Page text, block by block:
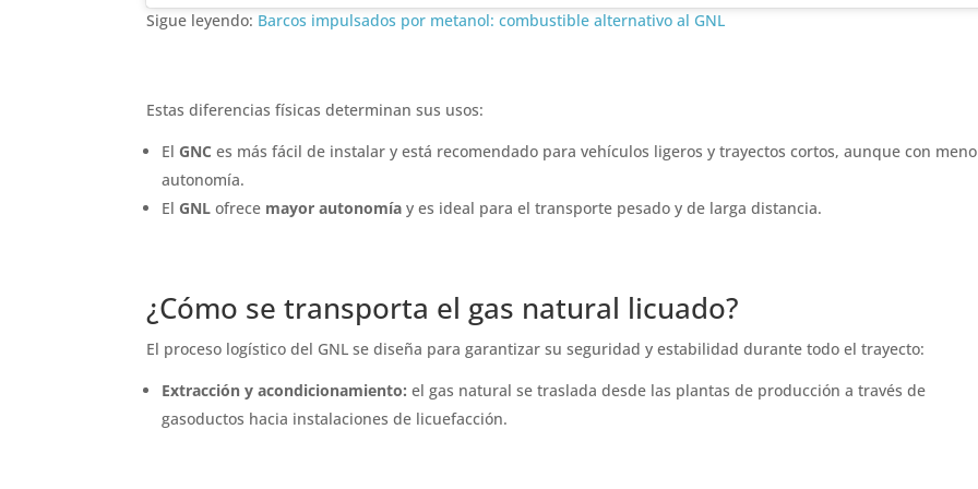
Sigue leyendo: Barcos impulsados por metanol: combustible alternativo al GNL
Estas diferencias físicas determinan sus usos:
El GNC es más fácil de instalar y está recomendado para vehículos ligeros y trayectos cortos, aunque con
autonomía.
El GNL ofrece mayor autonomía y es ideal para el transporte pesado y de larga distancia.
¿Cómo se transporta el gas natural licuado?
El proceso logístico del GNL se diseña para garantizar su seguridad y estabilidad durante todo el trayecto:
Extracción y acondicionamiento: el gas natural se traslada desde las plantas de producción a través de
gasoductos hacia instalaciones de licuefacción.